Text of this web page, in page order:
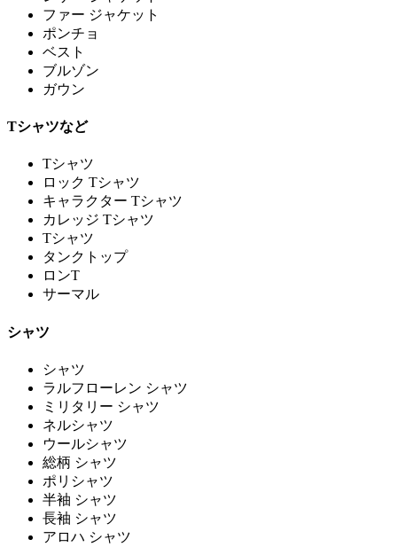
ファー ジャケット
ポンチョ
ベスト
ブルゾン
ガウン
Tシャツなど
Tシャツ
ロック Tシャツ
キャラクター Tシャツ
カレッジ Tシャツ
Tシャツ
タンクトップ
ロンT
サーマル
シャツ
シャツ
ラルフローレン シャツ
ミリタリー シャツ
ネルシャツ
ウールシャツ
総柄 シャツ
ポリシャツ
半袖 シャツ
長袖 シャツ
アロハ シャツ